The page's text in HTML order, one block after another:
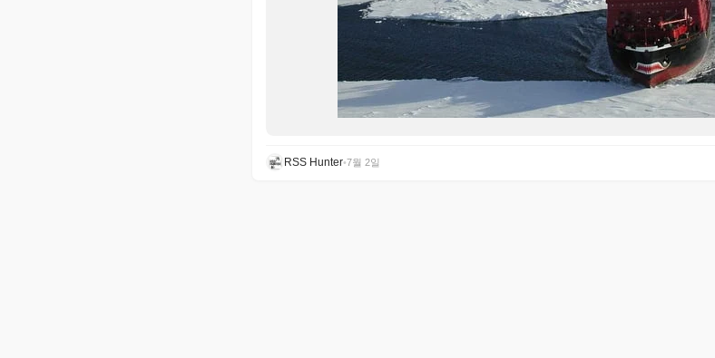
RSS Hunter•7월 2일